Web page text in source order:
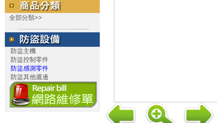
全部分類>>
.....................................
防盜主機
防盜控制零件
防盜感測零件
防盜其他週邊